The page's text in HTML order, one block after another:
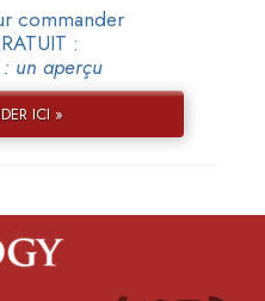
commander
:
un aperçu
ICI »